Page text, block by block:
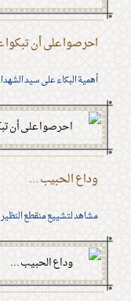
احرصوا على أن
أهمية البكاء على سيد
وداع الحبيب ...
مشاهد لتشييع منقطع النظير